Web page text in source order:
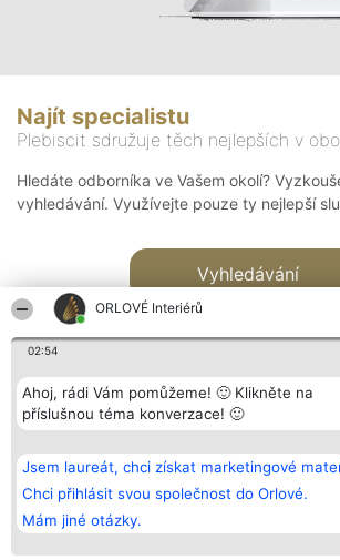
ORLOVÉ Interiérů
02:54
Ahoj, rádi Vám pomůžeme! 🙂 Klikněte na
příslušnou téma konverzace! 🙂
Jsem laureát, chci získat marketingové
Chci přihlásit svou společnost do Orlové.
Mám jiné otázky.
Najít specialistu
Plebiscit sdružuje těch nejlepších v
Hledáte odborníka ve Vašem okolí?
vyhledávání. Využívejte pouze ty nejlepší
Vyhledávání
Bright Side Solutions sp. z o.
o. sp. k.
ul. Ruska 22
Wrocław 50-079
KRS 0000749100 | Regon
381313360 | NIP 8943132676
Vítězové
Seznam všech
laureátů
Zásady
Zásady